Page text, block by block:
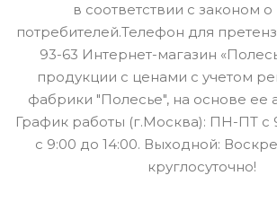
в соответствии с законом
потребителей.Телефон для
93-63 Интернет-магазин
продукции с ценами с учетом
фабрики "Полесье", на основе ее
График работы (г.Москва): ПН-ПТ с
с 9:00 до 14:00. Выходной:
круглосуточно!